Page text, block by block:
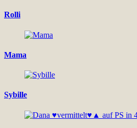
Rolli
Mama
Sybille